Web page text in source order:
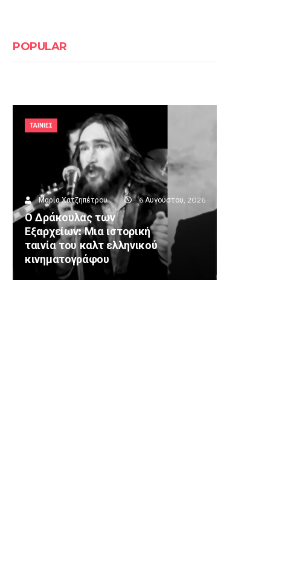
POPULAR
ΤΑΙΝΙΕΣ
Μαρία Χατζηπέτρου 6 Αυγούστου, 2026
Ο Δράκουλας των
Εξαρχείων: Μια ιστορική
ταινία του καλτ ελληνικού
κινηματογράφου